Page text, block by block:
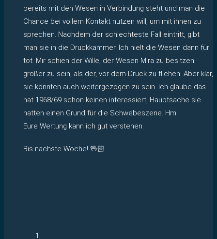
bereits mit den Wesen in Verbindung steht und man die
Chance bei vollem Kontakt nutzen will, um mit ihnen zu
sprechen. Nachdem der schlechteste Fall eintritt, gibt
man sie in die Druckkammer. Ich hielt die Wesen dann für
tot. Mir schien der Wille, der Wesen Mira zu besitzen
größer zu sein, als der, vor dem Druck zu fliehen. Aber klar,
sie könnten auch weitergezogen zu sein. Ich glaube das
hat 1968/69 schon keinen interessiert, Hauptsache sie
hatten einen Grund für die Schwebeszene. Hm.
Eure Wertung kann ich gut verstehen.
Bis nächste Woche! 🖖🏻